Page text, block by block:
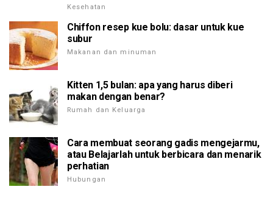
Kesehatan
Chiffon resep kue bolu: dasar untuk kue
subur
Makanan dan minuman
Kitten 1,5 bulan: apa yang harus diberi
makan dengan benar?
Rumah dan Keluarga
Cara membuat seorang gadis mengejarmu,
atau Belajarlah untuk berbicara dan menarik
perhatian
Hubungan